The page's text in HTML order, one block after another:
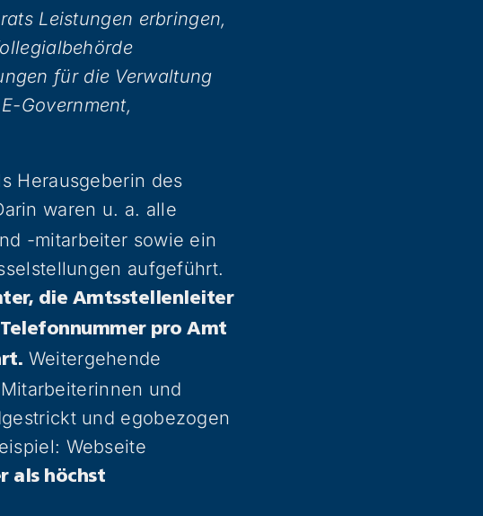
Leistungen erbringen,
für die Verwaltung
Government,
Herausgeberin des
waren u. a. alle
-mitarbeiter sowie ein
aufgeführt.
die Amtsstellenleiter
pro Amt
Weitergehende
und
und egobezogen
Webseite
als höchst